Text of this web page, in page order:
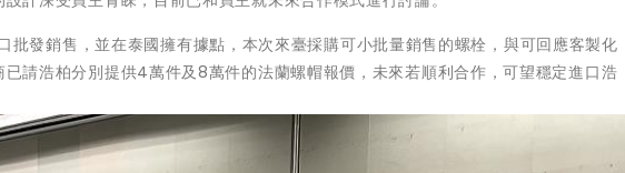
批發銷售，並在泰國擁有據點，本次來臺採購可小批量銷售的螺栓，與可回應客製化
請浩柏分別提供4萬件及8萬件的法蘭螺帽報價，未來若順利合作，可望穩定進口浩